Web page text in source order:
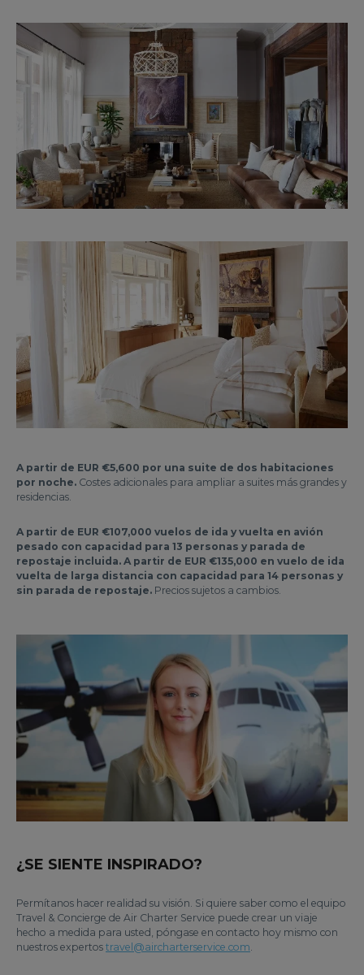
A partir de EUR €5,600 por una suite de dos habitaciones
por noche. Costes adicionales para ampliar a suites más grandes y
residencias.
A partir de EUR €107,000 vuelos de ida y vuelta en avión
pesado con capacidad para 13 personas y parada de
repostaje incluida. A partir de EUR €135,000 en vuelo de ida
vuelta de larga distancia con capacidad para 14 personas y
sin parada de repostaje. Precios sujetos a cambios.
¿SE SIENTE INSPIRADO?
Permítanos hacer realidad su visión. Si quiere saber como el equipo
Travel & Concierge de Air Charter Service puede crear un viaje
hecho a medida para usted, póngase en contacto hoy mismo con
nuestros expertos travel@aircharterservice.com